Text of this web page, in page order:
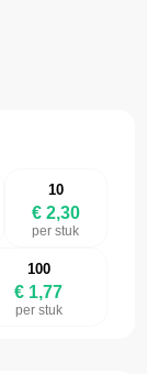
10
€ 2,30
per stuk
100
€ 1,77
per stuk